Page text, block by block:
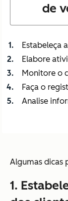
de
Estabeleça
Elabore
Monitore o
Faça o
Analise
Algumas dicas
1.